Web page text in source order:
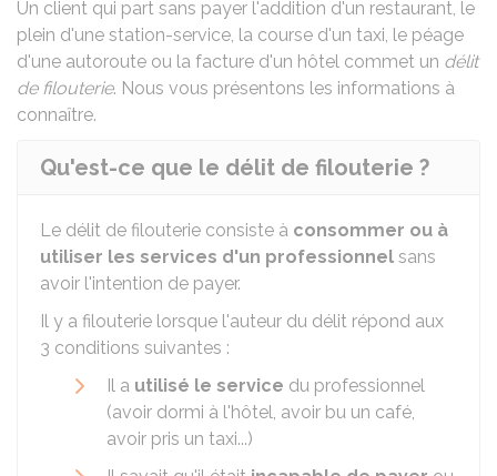
Un client qui part sans payer l'addition d'un restaurant, le
plein d'une station-service, la course d'un taxi, le péage
d'une autoroute ou la facture d'un hôtel commet un délit
de filouterie. Nous vous présentons les informations à
connaître.
Qu'est-ce que le délit de filouterie ?
Le délit de filouterie consiste à consommer ou à
utiliser les services d'un professionnel sans
avoir l'intention de payer.
Il y a filouterie lorsque l'auteur du délit répond aux
3 conditions suivantes :
Il a utilisé le service du professionnel
(avoir dormi à l'hôtel, avoir bu un café,
avoir pris un taxi...)